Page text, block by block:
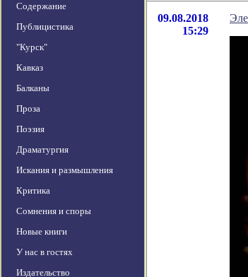
Содержание
Публицистика
"Курск"
Кавказ
Балканы
Проза
Поэзия
Драматургия
Искания и размышления
Критика
Сомнения и споры
Новые книги
У нас в гостях
Издательство
09.08.2018
15:29